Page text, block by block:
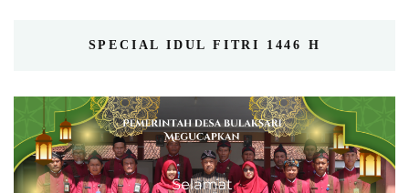
SPECIAL IDUL FITRI 1446 H